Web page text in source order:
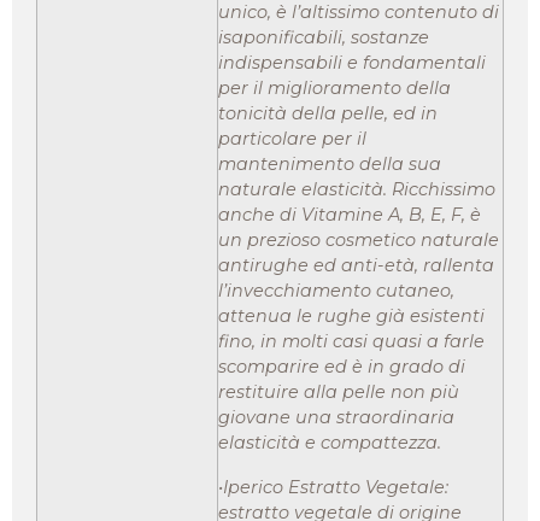
unico, è l’altissimo contenuto di
isaponificabili, sostanze
indispensabili e fondamentali
per il miglioramento della
tonicità della pelle, ed in
particolare per il
mantenimento della sua
naturale elasticità. Ricchissimo
anche di Vitamine A, B, E, F, è
un prezioso cosmetico naturale
antirughe ed anti-età, rallenta
l’invecchiamento cutaneo,
attenua le rughe già esistenti
fino, in molti casi quasi a farle
scomparire ed è in grado di
restituire alla pelle non più
giovane una straordinaria
elasticità e compattezza.
•Iperico Estratto Vegetale:
estratto vegetale di origine